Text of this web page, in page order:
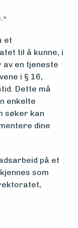
et
til å kunne, i
av en tjeneste
i § 16,
Dette må
enkelte
søker kan
dine
på et
som